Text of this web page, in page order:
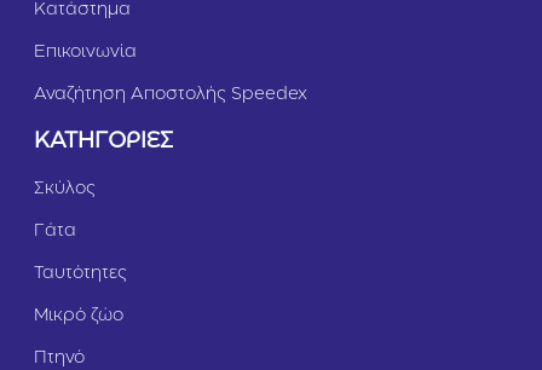
Κατάστημα
Επικοινωνία
Αναζήτηση Αποστολής Speedex
ΚΑΤΗΓΟΡΙΕΣ
Σκύλος
Γάτα
Ταυτότητες
Μικρό ζώο
Πτηνό